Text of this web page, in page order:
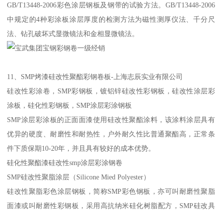
GB/T13448-2006彩色涂层钢板及钢带的试验方法。GB/T13448-2006
中规定的4种彩涂板涂层厚度的检测方法为磁性测厚仪法、千分尺
法、钻孔破坏式显微镜法和金相显微镜法。
11、SMP烤漆硅改性聚酯彩钢卷板-上海志辰实业有限公司
硅改性彩涂卷，SMP彩钢板，镀铝锌硅改性彩钢板，硅改性涂层彩
涂板，硅化性彩钢板，SMP涂层彩涂钢板
SMP涂层彩涂板的正面面漆使用硅改性聚酯涂料，该涂料涂层具有
优异的硬度、耐磨性和耐热性，户外耐久性比普通聚酯高，正常条
件下质保期10-20年，并且具有较好的成本优势。
硅化性聚酯漆硅改性smp涂层彩涂钢卷
SMP硅改性聚脂涂层（Silicone Mied Polyester）
硅改性聚脂彩色涂层钢板，简称SMP彩色钢板，亦可叫耐磨性聚脂
面漆或叫耐磨性彩钢板，采用高抗纳米硅化树脂配方，SMP硅改具